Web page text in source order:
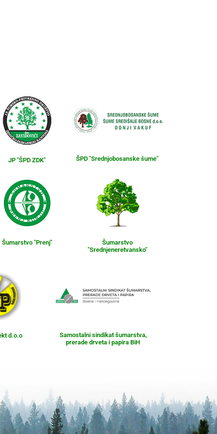
JP "ŠPD ZDK" ŠPD "Srednjobosanske šume"
Šumarstvo "Prenj"
Šumarstvo
"Srednjeneretvansko"
d.o.o
Samostalni sindikat šumarstva,
prerade drveta i papira BiH